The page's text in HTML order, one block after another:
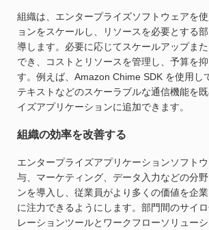
組織は、エンタープライズソフトウェアを
ョンをスケールし、リソースを必要とする
導します。必要に応じてスケールアップま
でき、コストとリソースを管理し、予算を
す。例えば、Amazon Chime SDK を使用し
テキストなどのスケーラブルな通信機能を
イズアプリケーションに追加できます。
組織の効率を改善する
エンタープライズアプリケーションソフト
与、マーケティング、データ入力などの分
ンを導入し、従業員がより多くの価値を企
に注力できるようにします。部門間のサイ
レーションツールとワークフローソリュー